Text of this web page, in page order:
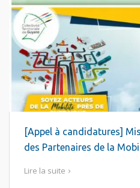
[Appel à candidatures]
des Partenaires de la
Lire la suite